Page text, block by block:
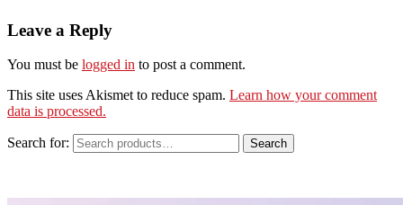
Leave a Reply
You must be logged in to post a comment.
This site uses Akismet to reduce spam. Learn how your comment
data is processed.
Search for: Search